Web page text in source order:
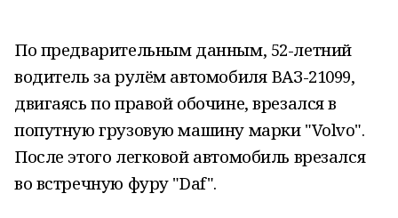
По предварительным данным, 52-летний
водитель за рулём автомобиля ВАЗ-21099,
двигаясь по правой обочине, врезался в
попутную грузовую машину марки "Volvo".
После этого легковой автомобиль врезался
во встречную фуру "Daf".